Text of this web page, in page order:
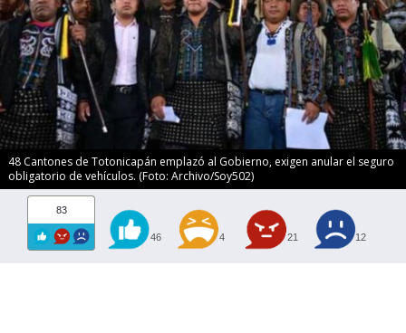
48 Cantones de Totonicapán emplazó al Gobierno, exigen anular el seguro
obligatorio de vehículos. (Foto: Archivo/Soy502)
83
46 4 21 12